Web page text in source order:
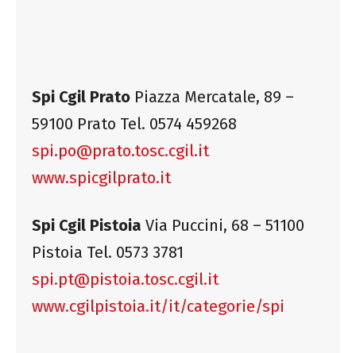
Spi Cgil Prato Piazza Mercatale, 89 –
59100 Prato Tel. 0574 459268
spi.po@prato.tosc.cgil.it
www.spicgilprato.it
Spi Cgil Pistoia Via Puccini, 68 – 51100
Pistoia Tel. 0573 3781
spi.pt@pistoia.tosc.cgil.it
www.cgilpistoia.it/it/categorie/spi